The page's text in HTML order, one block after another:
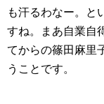
も汗るわなー。と
すね。まあ自業自
てからの篠田麻里
うことです。